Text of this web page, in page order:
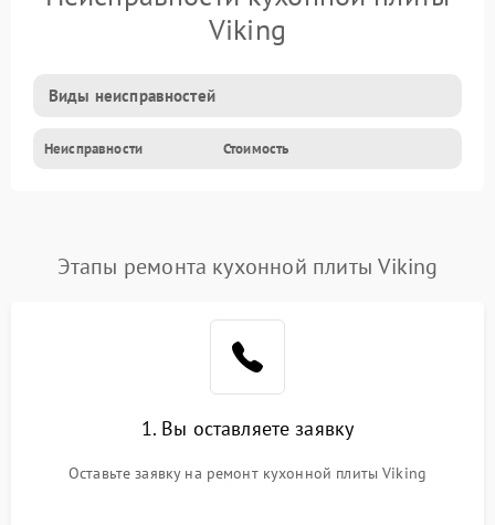
Viking
Виды неисправностей
Неисправности Стоимость
Этапы ремонта кухонной плиты Viking
1. Вы оставляете заявку
Оставьте заявку на ремонт кухонной плиты Viking